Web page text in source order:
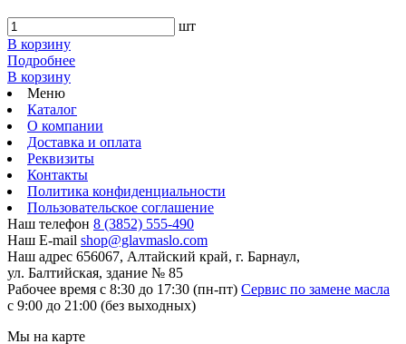
шт
В корзину
Подробнее
В корзину
Меню
Каталог
О компании
Доставка и оплата
Реквизиты
Контакты
Политика конфиденциальности
Пользовательское соглашение
Наш телефон 8 (3852) 555-490
Наш E-mail shop@glavmaslo.com
Наш адрес 656067, Алтайский край, г. Барнаул,
ул. Балтийская, здание № 85
Рабочее время с 8:30 до 17:30 (пн-пт) Сервис по замене масла
с 9:00 до 21:00 (без выходных)
Мы на карте